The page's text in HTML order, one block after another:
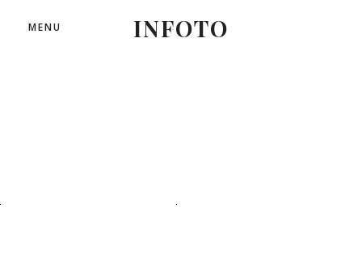
INFOTO
MENU